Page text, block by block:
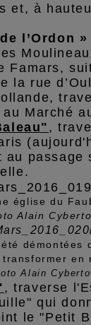
et, à
l’Ordon »
Famars,
la rue
Marché
,
église du
Alain
en
Alain
, traverse
qui
le "Petit